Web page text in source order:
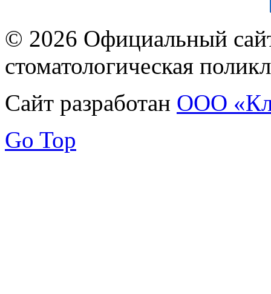
© 2026 Официальный
стоматологическая
Сайт разработан ООО
Go Top